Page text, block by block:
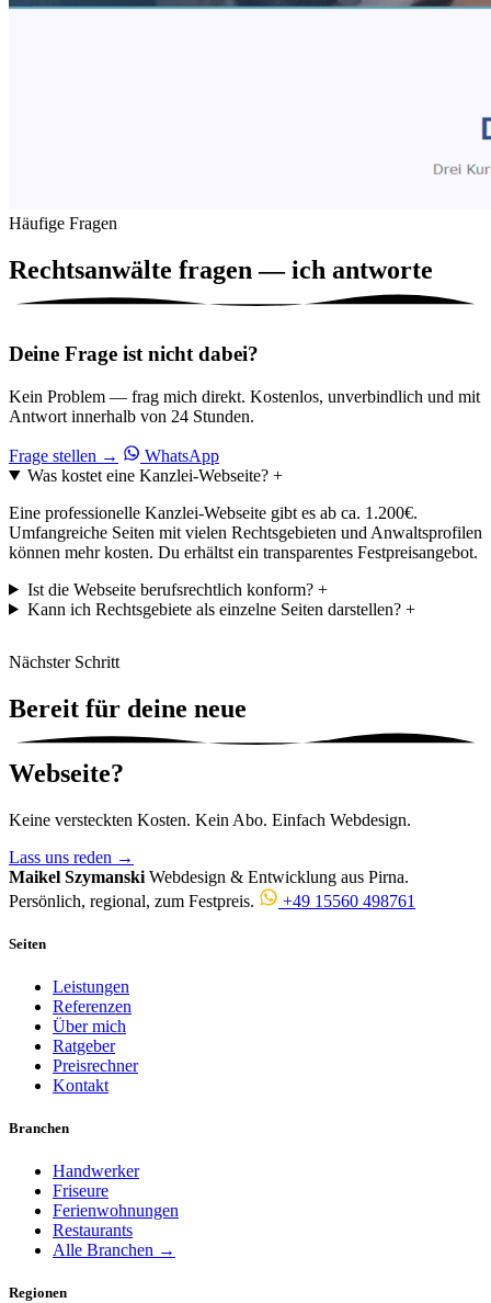
Häufige Fragen
Rechtsanwälte fragen — ich antworte
Deine Frage ist nicht dabei?
Kein Problem — frag mich direkt. Kostenlos, unverbindlich und mit
Antwort innerhalb von 24 Stunden.
Frage stellen →
WhatsApp
Was kostet eine Kanzlei-Webseite? +
Eine professionelle Kanzlei-Webseite gibt es ab ca. 1.200€.
Umfangreiche Seiten mit vielen Rechtsgebieten und Anwaltsprofilen
können mehr kosten. Du erhältst ein transparentes Festpreisangebot.
Ist die Webseite berufsrechtlich konform? +
Kann ich Rechtsgebiete als einzelne Seiten darstellen? +
Nächster Schritt
Bereit für deine neue
Webseite?
Keine versteckten Kosten. Kein Abo. Einfach Webdesign.
Lass uns reden →
Maikel Szymanski Webdesign & Entwicklung aus Pirna.
Persönlich, regional, zum Festpreis.
+49 15560 498761
Seiten
Leistungen
Referenzen
Über mich
Ratgeber
Preisrechner
Kontakt
Branchen
Handwerker
Friseure
Ferienwohnungen
Restaurants
Alle Branchen →
Regionen